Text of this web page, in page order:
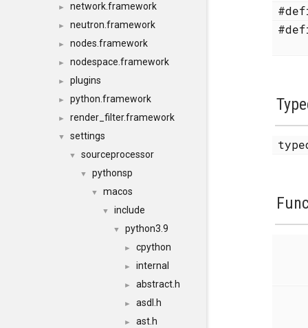
► network.framework
► neutron.framework
► nodes.framework
► nodespace.framework
► plugins
► python.framework
► render_filter.framework
▼ settings
▼ sourceprocessor
▼ pythonsp
▼ macos
▼ include
▼ python3.9
► cpython
► internal
► abstract.h
► asdl.h
► ast.h